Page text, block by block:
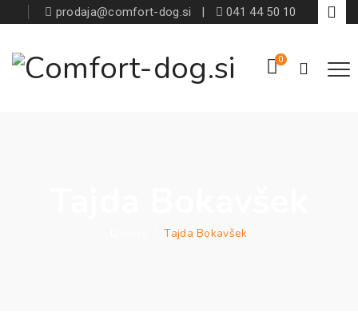
prodaja@comfort-dog.si | 041 44 50 10
0
/Tajda Bokavšek